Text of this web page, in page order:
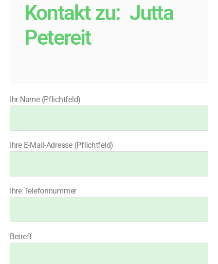
Kontakt zu: Jutta
Petereit
Ihr Name (Pflichtfeld)
Ihre E-Mail-Adresse (Pflichtfeld)
Ihre Telefonnummer
Betreff